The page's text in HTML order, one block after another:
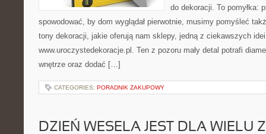
do dekoracji. To pomyłka:
spowodować, by dom wyglądał pierwotnie, musimy pomyśleć
tony dekoracji, jakie oferują nam sklepy, jedną z ciekawszych
www.uroczystedekoracje.pl. Ten z pozoru mały detal potrafi
wnętrze oraz dodać […]
CATEGORIES: PORADNIK ZAKUPOWY
DZIEŃ WESELA JEST DLA WIELU